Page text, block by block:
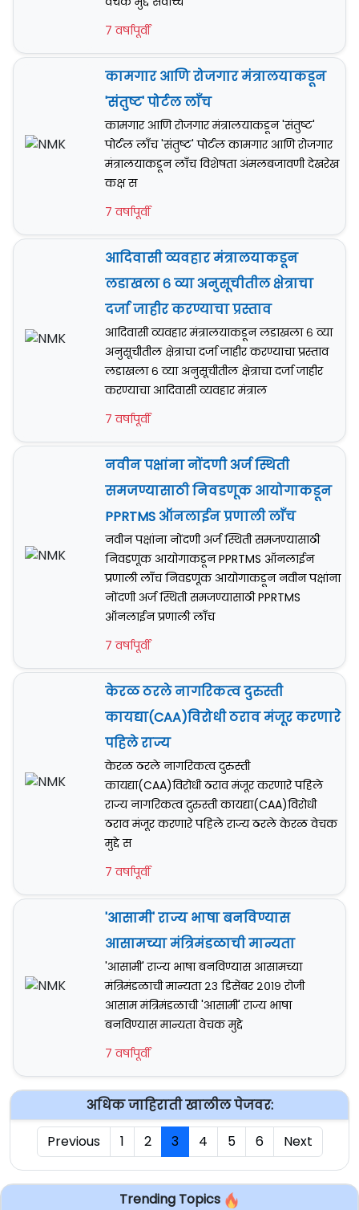
7 वर्षापूर्वी
कामगार आणि रोजगार मंत्रालयाकडून
'संतुष्ट' पोर्टल लाँच
कामगार आणि रोजगार मंत्रालयाकडून 'संतुष्ट'
पोर्टल लाँच 'संतुष्ट' पोर्टल कामगार आणि रोजगार
मंत्रालयाकडून लाँच विशेषता अंमलबजावणी देखरेख
कक्ष स
7 वर्षापूर्वी
आदिवासी व्यवहार मंत्रालयाकडून
लडाखला ६ व्या अनुसूचीतील क्षेत्राचा
दर्जा जाहीर करण्याचा प्रस्ताव
आदिवासी व्यवहार मंत्रालयाकडून लडाखला ६ व्या
अनुसूचीतील क्षेत्राचा दर्जा जाहीर करण्याचा प्रस्ताव
लडाखला ६ व्या अनुसूचीतील क्षेत्राचा दर्जा जाहीर
करण्याचा आदिवासी व्यवहार मंत्राल
7 वर्षापूर्वी
नवीन पक्षांना नोंदणी अर्ज स्थिती
समजण्यासाठी निवडणूक आयोगाकडून
PPRTMS ऑनलाईन प्रणाली लाँच
नवीन पक्षांना नोंदणी अर्ज स्थिती समजण्यासाठी
निवडणूक आयोगाकडून PPRTMS ऑनलाईन
प्रणाली लाँच निवडणूक आयोगाकडून नवीन पक्षांना
नोंदणी अर्ज स्थिती समजण्यासाठी PPRTMS
ऑनलाईन प्रणाली लाँच
7 वर्षापूर्वी
केरळ ठरले नागरिकत्व दुरुस्ती
कायद्या(CAA)विरोधी ठराव मंजूर करणारे
पहिले राज्य
केरळ ठरले नागरिकत्व दुरुस्ती
कायद्या(CAA)विरोधी ठराव मंजूर करणारे पहिले
राज्य नागरिकत्व दुरुस्ती कायद्या(CAA)विरोधी
ठराव मंजूर करणारे पहिले राज्य ठरले केरळ वेचक
मुद्दे स
7 वर्षापूर्वी
'आसामी' राज्य भाषा बनविण्यास
आसामच्या मंत्रिमंडळाची मान्यता
'आसामी' राज्य भाषा बनविण्यास आसामच्या
मंत्रिमंडळाची मान्यता २३ डिसेंबर २०१९ रोजी
आसाम मंत्रिमंडळाची 'आसामी' राज्य भाषा
बनविण्यास मान्यता वेचक मुद्दे
7 वर्षापूर्वी
अधिक जाहिराती खालील पेजवर:
Previous
1 2 3 4 5 6 Next
Trending Topics